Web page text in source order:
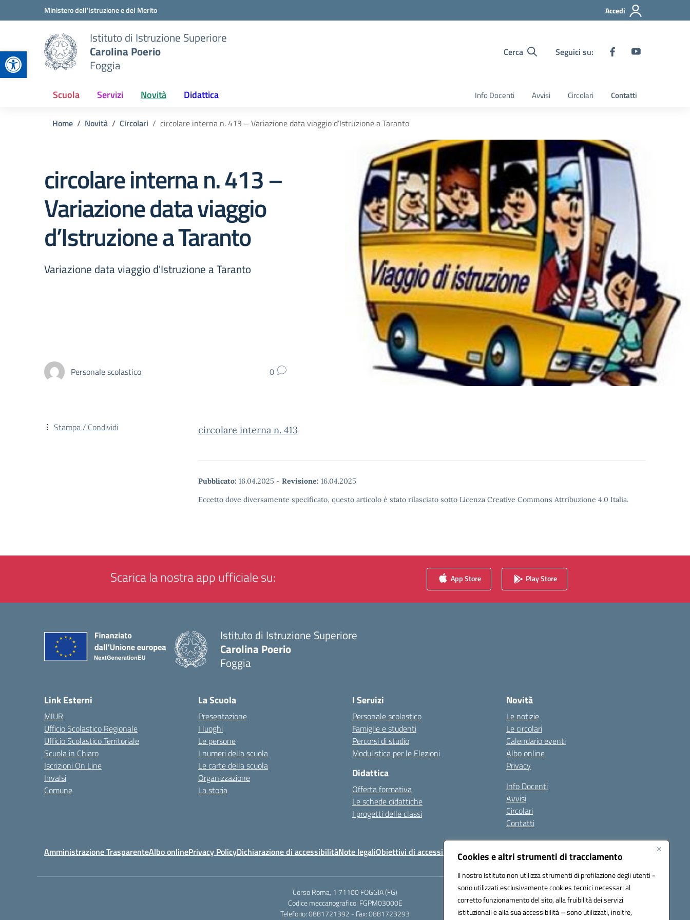
Apri la barra degli strumenti
Cookies e altri strumenti di tracciamento
Il nostro Istituto non utilizza strumenti di profilazione degli utenti -
sono utilizzati esclusivamente cookies tecnici necessari al
corretto funzionamento del sito, alla fruibilità dei servizi
istituzionali e alla sua accessibilità – sono utilizzati, inoltre,
Vai ai contenuti
Vai al menu di navigazioneMinistero dell'Istruzione e del Merito Accedi
Istituto di Istruzione Superiore
Carolina Poerio
Foggia
Cerca Seguici su:
Scuola Servizi Novità Didattica Info Docenti Avvisi Circolari Contatti
Home Novità Circolari circolare interna n. 413 – Variazione data viaggio d’Istruzione a Taranto
circolare interna n. 413 –
Variazione data viaggio
d’Istruzione a Taranto
Variazione data viaggio d'Istruzione a Taranto
Personale scolastico 0
circolare interna n. 413
Pubblicato: 16.04.2025 - Revisione: 16.04.2025
Eccetto dove diversamente specificato, questo articolo è stato rilasciato sotto Licenza Creative Commons Attribuzione 4.0 Italia.
Stampa / Condividi
Scarica la nostra app ufficiale su: App Store Play Store
Istituto di Istruzione Superiore
Carolina Poerio
Foggia
Link Esterni
MIUR
Ufficio Scolastico Regionale
Ufficio Scolastico Territoriale
Scuola in Chiaro
Iscrizioni On Line
Invalsi
Comune
La Scuola
Presentazione
I luoghi
Le persone
I numeri della scuola
Le carte della scuola
Organizzazione
La storia
I Servizi
Personale scolastico
Famiglie e studenti
Percorsi di studio
Modulistica per le Elezioni
Didattica
Offerta formativa
Le schede didattiche
I progetti delle classi
Novità
Le notizie
Le circolari
Calendario eventi
Albo online
Privacy
Info Docenti
Avvisi
Circolari
Contatti
Amministrazione TrasparenteAlbo onlinePrivacy PolicyDichiarazione di accessibilitàNote legaliObiettivi di accessibilità Seguici su:
Corso Roma, 1 71100 FOGGIA (FG)
Codice meccanografico: FGPM03000E
Telefono: 0881721392 - Fax: 0881723293